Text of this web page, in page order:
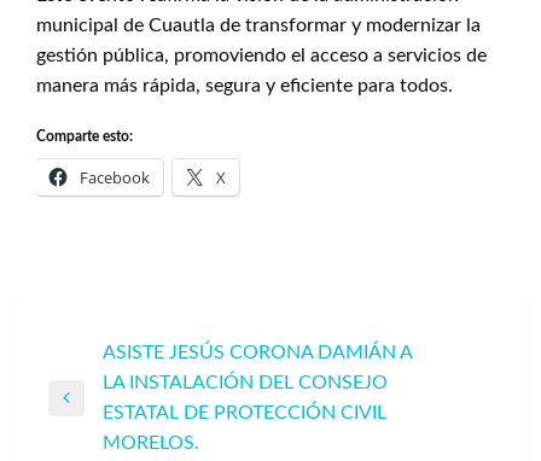
municipal de Cuautla de transformar y modernizar la
gestión pública, promoviendo el acceso a servicios de
manera más rápida, segura y eficiente para todos.
Comparte esto:
Facebook X
Navegación
de
entradas
Entrada
anterior
ASISTE JESÚS CORONA DAMIÁN A
LA INSTALACIÓN DEL CONSEJO
ESTATAL DE PROTECCIÓN CIVIL
MORELOS.